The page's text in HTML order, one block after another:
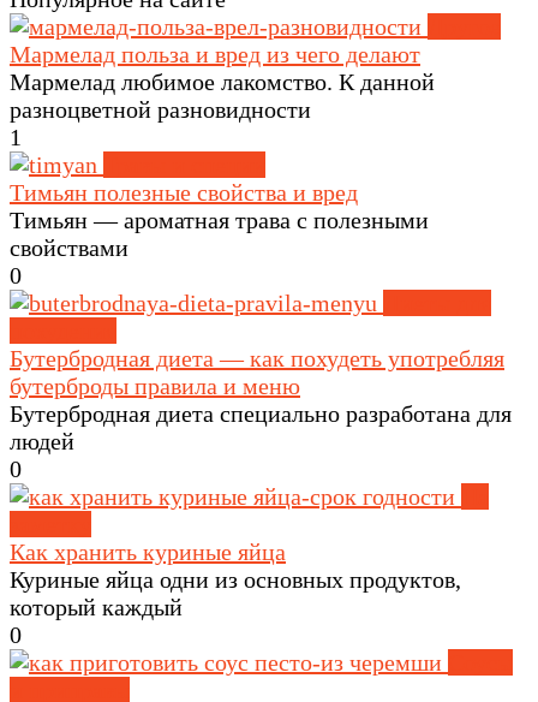
Мармелад польза и вред из чего делают
Мармелад любимое лакомство. К данной
разноцветной разновидности
1
Тимьян полезные свойства и вред
Тимьян — ароматная трава с полезными
свойствами
0
Бутербродная диета — как похудеть употребляя
бутерброды правила и меню
Бутербродная диета специально разработана для
людей
0
Как хранить куриные яйца
Куриные яйца одни из основных продуктов,
который каждый
0